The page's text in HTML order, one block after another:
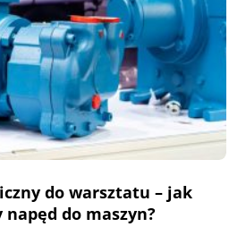
do warsztatu – jak
do maszyn?